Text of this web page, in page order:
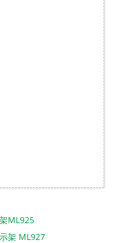
ML925
架 ML927